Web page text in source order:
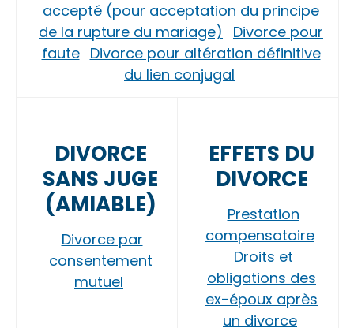
accepté (pour acceptation du principe
de la rupture du mariage)
Divorce pour
faute Divorce pour altération définitive
du lien conjugal
DIVORCE
SANS JUGE
(AMIABLE)
Divorce par
consentement
mutuel
EFFETS DU
DIVORCE
Prestation
compensatoire
Droits et
obligations des
ex-époux après
un divorce